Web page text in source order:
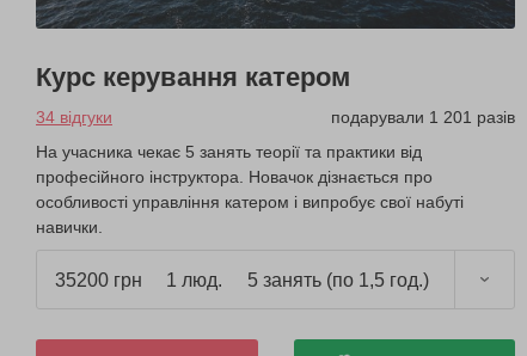
Курс керування катером
34 відгуки
подарували 1 201 разів
На учасника чекає 5 занять теорії та практики від
професійного інструктора. Новачок дізнається про
особливості управління катером і випробує свої набуті
навички.
35200 грн 1 люд. 5 занять (по 1,5 год.)